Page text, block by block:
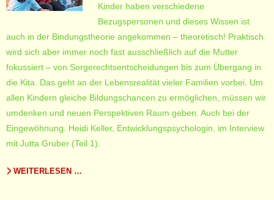
Kinder haben verschiedene
Bezugspersonen und dieses Wissen ist
auch in der Bindungstheorie angekommen – theoretisch! Praktisch
wird sich aber immer noch fast ausschließlich auf die Mutter
fokussiert – von Sorgerechtsentscheidungen bis zum Übergang in
die Kita. Das geht an der Lebensrealität vieler Familien vorbei. Um
allen Kindern gleiche Bildungschancen zu ermöglichen, müssen wir
umdenken und neuen Perspektiven Raum geben. Auch bei der
Eingewöhnung. Heidi Keller, Entwicklungspsychologin, im Interview
mit Jutta Gruber (Teil 1).
WEITERLESEN …